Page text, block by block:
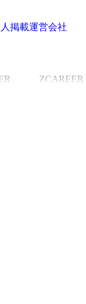
掲載運営会社
ZCAREER